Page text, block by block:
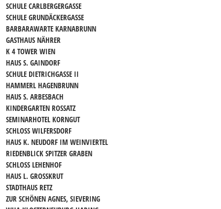
SCHULE CARLBERGERGASSE
SCHULE GRUNDÄCKERGASSE
BARBARAWARTE KARNABRUNN
GASTHAUS NÄHRER
K 4 TOWER WIEN
HAUS S. GAINDORF
SCHULE DIETRICHGASSE II
HAMMERL HAGENBRUNN
HAUS S. ARBESBACH
KINDERGARTEN ROSSATZ
SEMINARHOTEL KORNGUT
SCHLOSS WILFERSDORF
HAUS K. NEUDORF IM WEINVIERTEL
RIEDENBLICK SPITZER GRABEN
SCHLOSS LEHENHOF
HAUS L. GROSSKRUT
STADTHAUS RETZ
ZUR SCHÖNEN AGNES, SIEVERING